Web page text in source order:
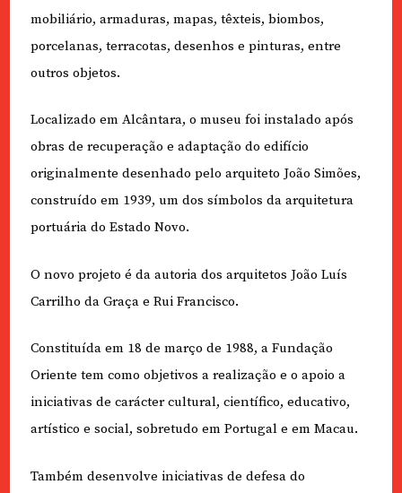
mobiliário, armaduras, mapas, têxteis, biombos,
porcelanas, terracotas, desenhos e pinturas, entre
outros objetos.
Localizado em Alcântara, o museu foi instalado após
obras de recuperação e adaptação do edifício
originalmente desenhado pelo arquiteto João Simões,
construído em 1939, um dos símbolos da arquitetura
portuária do Estado Novo.
O novo projeto é da autoria dos arquitetos João Luís
Carrilho da Graça e Rui Francisco.
Constituída em 18 de março de 1988, a Fundação
Oriente tem como objetivos a realização e o apoio a
iniciativas de carácter cultural, científico, educativo,
artístico e social, sobretudo em Portugal e em Macau.
Também desenvolve iniciativas de defesa do